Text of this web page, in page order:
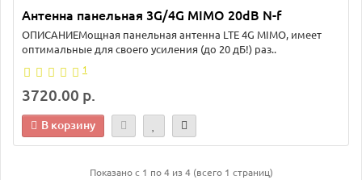
Антенна панельная 3G/4G MIMO 20dB N-f
ОПИСАНИЕМощная панельная антенна LTE 4G MIMO, имеет
оптимальные для своего усиления (до 20 дБ!) раз..
1
3720.00 р.
В корзину
Показано с 1 по 4 из 4 (всего 1 страниц)